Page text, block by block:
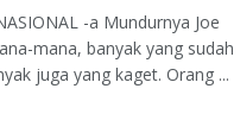
-a Mundurnya Joe
mana, banyak yang sudah
juga yang kaget. Orang ...